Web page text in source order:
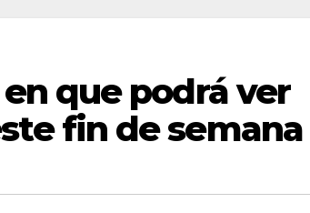
que podrá ver
fin de semana